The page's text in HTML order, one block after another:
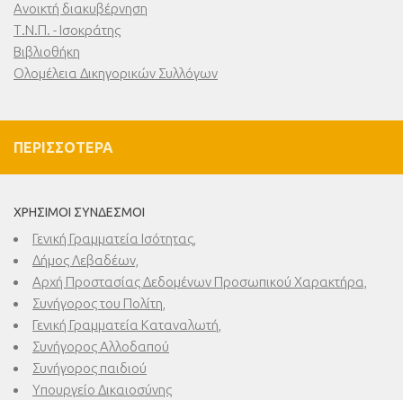
Ανοικτή διακυβέρνηση
Τ.Ν.Π. - Ισοκράτης
Βιβλιοθήκη
Ολομέλεια Δικηγορικών Συλλόγων
ΠΕΡΙΣΣΌΤΕΡΑ
ΧΡΉΣΙΜΟΙ ΣΎΝΔΕΣΜΟΙ
Γενική Γραμματεία Ισότητας,
Δήμος Λεβαδέων,
Αρχή Προστασίας Δεδομένων Προσωπικού Χαρακτήρα,
Συνήγορος του Πολίτη,
Γενική Γραμματεία Καταναλωτή,
Συνήγορος Αλλοδαπού
Συνήγορος παιδιού
Υπουργείο Δικαιοσύνης